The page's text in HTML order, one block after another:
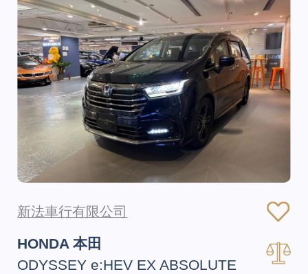
新法車行有限公司
HONDA 本田
ODYSSEY e:HEV EX ABSOLUTE